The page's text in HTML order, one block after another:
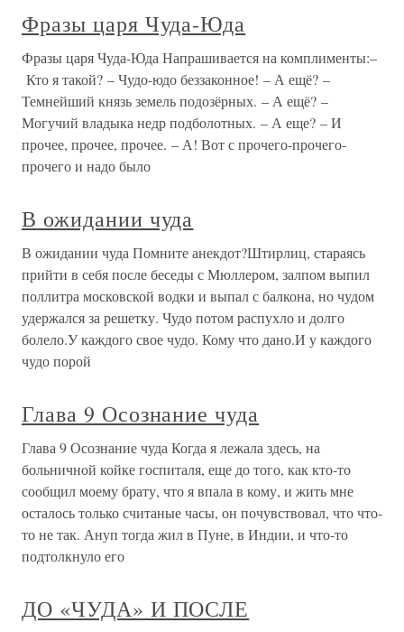
Фразы царя Чуда-Юда
Фразы царя Чуда-Юда Напрашивается на комплименты:–
Кто я такой? – Чудо-юдо беззаконное! – А ещё? –
Темнейший князь земель подозёрных. – А ещё? –
Могучий владыка недр подболотных. – А еще? – И
прочее, прочее, прочее. – А! Вот с прочего-прочего-
прочего и надо было
В ожидании чуда
В ожидании чуда Помните анекдот?Штирлиц, стараясь
прийти в себя после беседы с Мюллером, залпом выпил
поллитра московской водки и выпал с балкона, но чудом
удержался за решетку. Чудо потом распухло и долго
болело.У каждого свое чудо. Кому что дано.И у каждого
чудо порой
Глава 9 Осознание чуда
Глава 9 Осознание чуда Когда я лежала здесь, на
больничной койке госпиталя, еще до того, как кто-то
сообщил моему брату, что я впала в кому, и жить мне
осталось только считаные часы, он почувствовал, что что-
то не так. Ануп тогда жил в Пуне, в Индии, и что-то
подтолкнуло его
ДО «ЧУДА» И ПОСЛЕ